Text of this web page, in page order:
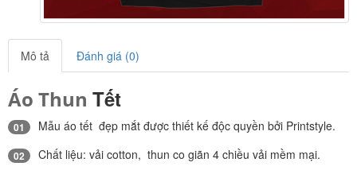
Mô tả Đánh giá (0)
Áo Thun Tết
01 Mẫu áo tết đẹp mắt được thiết kế độc quyền bởi Printstyle.
02 Chất liệu: vải cotton, thun co giãn 4 chiều vải mềm mại.